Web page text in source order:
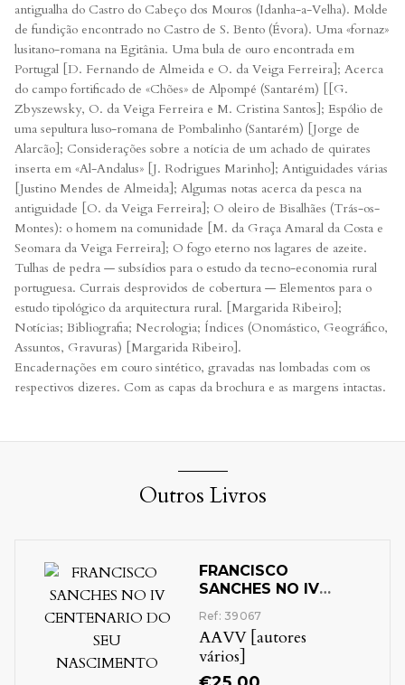
antigualha do Castro do Cabeço dos Mouros (Idanha-a-Velha). Molde
de fundição encontrado no Castro de S. Bento (Évora). Uma «fornaz»
lusitano-romana na Egitânia. Uma bula de ouro encontrada em
Portugal [D. Fernando de Almeida e O. da Veiga Ferreira]; Acerca
do campo fortificado de «Chões» de Alpompé (Santarém) [[G.
Zbyszewsky, O. da Veiga Ferreira e M. Cristina Santos]; Espólio de
uma sepultura luso-romana de Pombalinho (Santarém) [Jorge de
Alarcão]; Considerações sobre a notícia de um achado de quirates
inserta em «Al-Andalus» [J. Rodrigues Marinho]; Antiguidades várias
[Justino Mendes de Almeida]; Algumas notas acerca da pesca na
antiguidade [O. da Veiga Ferreira]; O oleiro de Bisalhães (Trás-os-
Montes): o homem na comunidade [M. da Graça Amaral da Costa e
Seomara da Veiga Ferreira]; O fogo eterno nos lagares de azeite.
Tulhas de pedra — subsídios para o estudo da tecno-economia rural
portuguesa. Currais desprovidos de cobertura — Elementos para o
estudo tipológico da arquitectura rural. [Margarida Ribeiro];
Notícias; Bibliografia; Necrologia; Índices (Onomástico, Geográfico,
Assuntos, Gravuras) [Margarida Ribeiro].
Encadernações em couro sintético, gravadas nas lombadas com os
respectivos dizeres. Com as capas da brochura e as margens intactas.
Outros Livros
FRANCISCO
SANCHES NO IV
CENTENARIO DO
SEU NASCIMENTO
Ref: 39067
AAVV [autores
vários]